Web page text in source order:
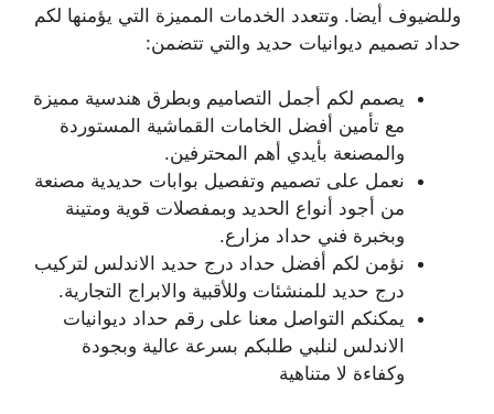
وللضيوف أيضا. وتتعدد الخدمات المميزة التي يؤمنها لكم
حداد تصميم ديوانيات حديد والتي تتضمن:
يصمم لكم أجمل التصاميم وبطرق هندسية مميزة
مع تأمين أفضل الخامات القماشية المستوردة
والمصنعة بأيدي أهم المحترفين.
نعمل على تصميم وتفصيل بوابات حديدية مصنعة
من أجود أنواع الحديد وبمفصلات قوية ومتينة
وبخبرة فني حداد مزارع.
نؤمن لكم أفضل حداد درج حديد الاندلس لتركيب
درج حديد للمنشئات وللأقبية والابراج التجارية.
يمكنكم التواصل معنا على رقم حداد ديوانيات
الاندلس لنلبي طلبكم بسرعة عالية وبجودة
وكفاءة لا متناهية